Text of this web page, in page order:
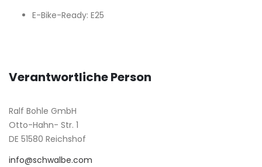
E-Bike-Ready: E25
Verantwortliche Person
Ralf Bohle GmbH
Otto-Hahn- Str. 1
DE 51580 Reichshof
info@schwalbe.com